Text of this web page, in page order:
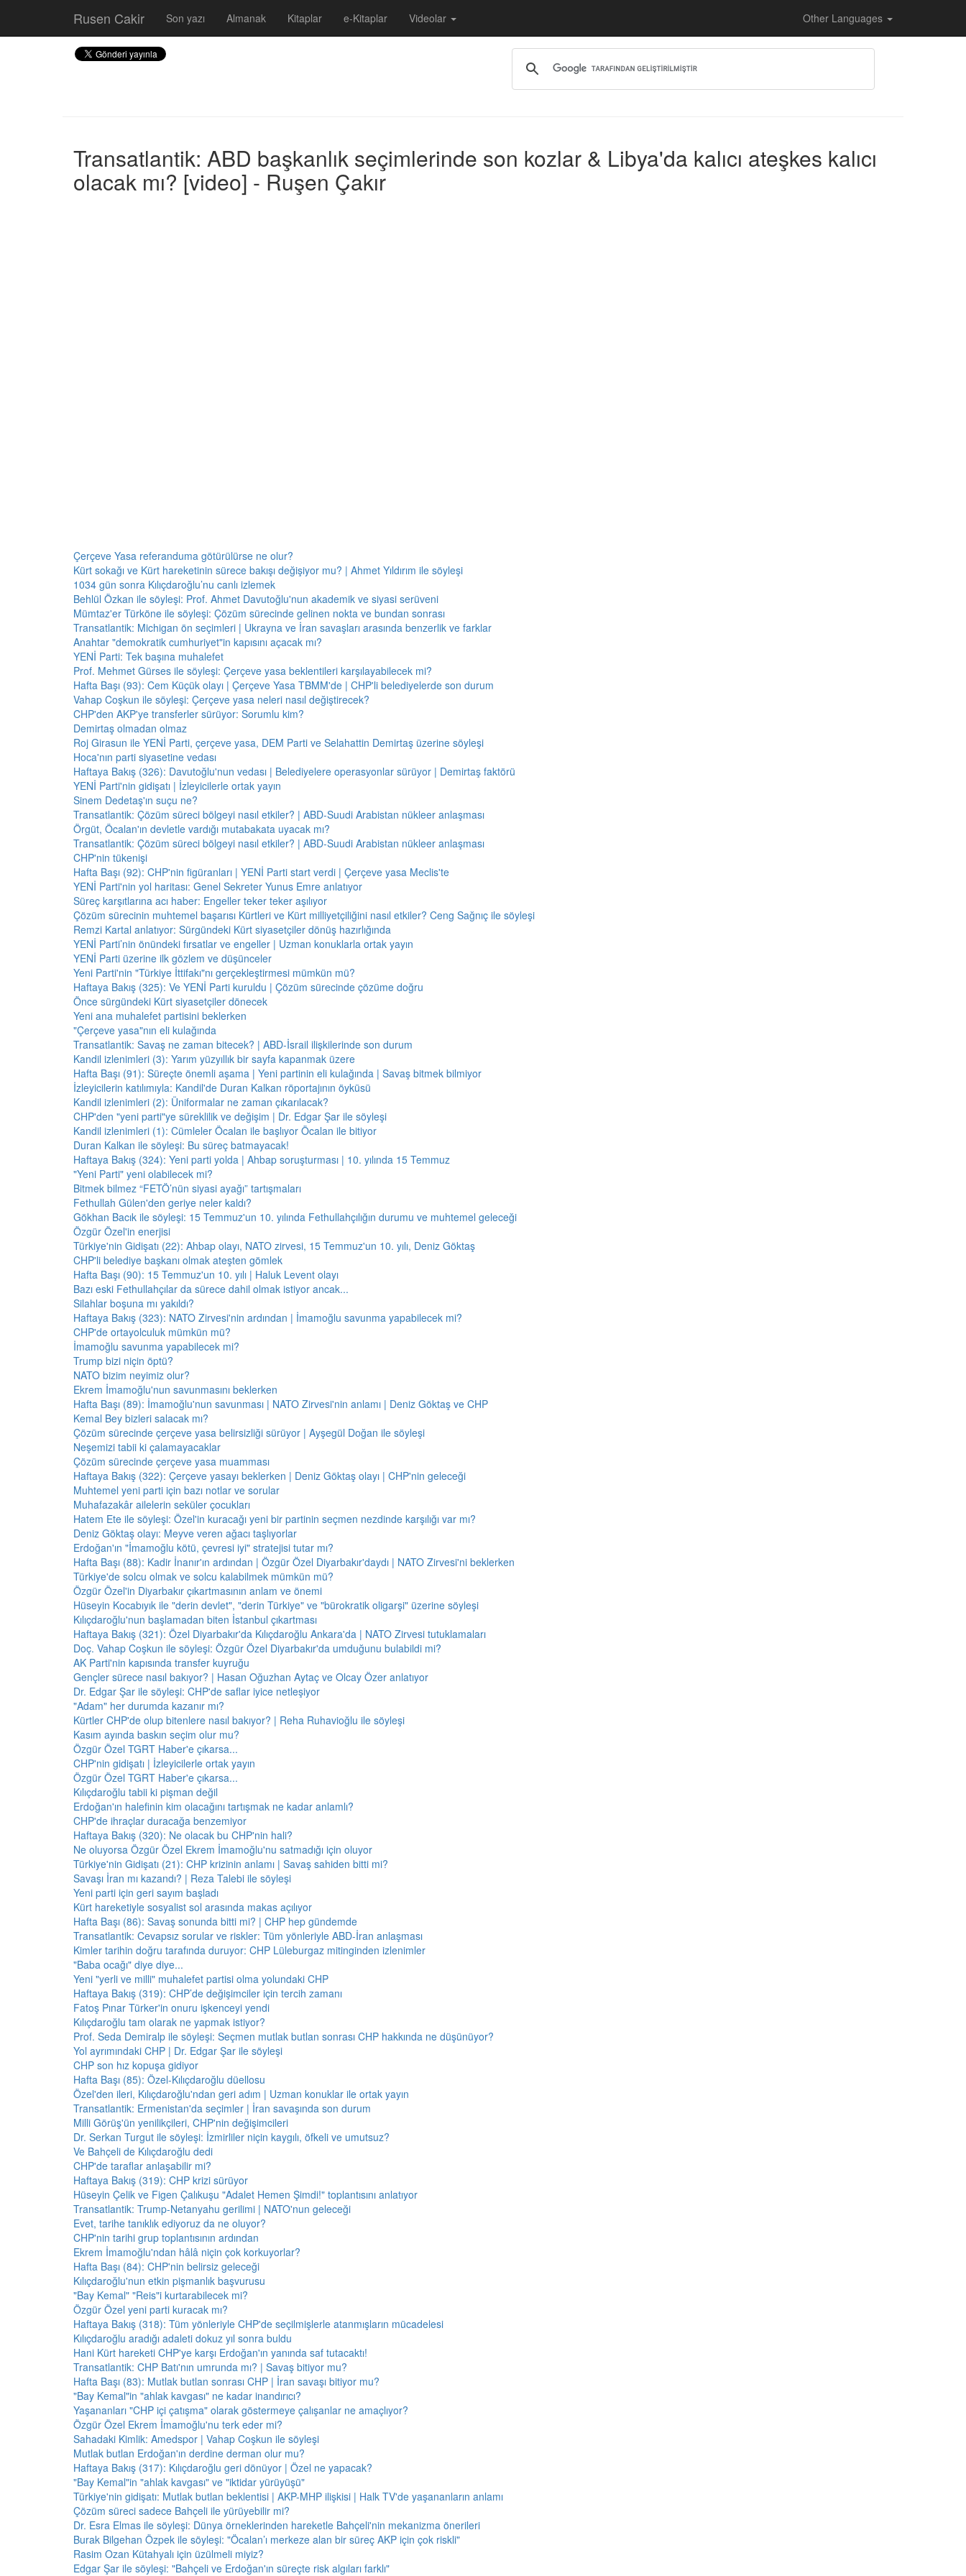
Rusen Cakir Son yazı Almanak Kitaplar e-Kitaplar Videolar Other Languages
Transatlantik: ABD başkanlık seçimlerinde son kozlar & Libya'da kalıcı ateşkes kalıcı
olacak mı? [video] - Ruşen Çakır
Çerçeve Yasa referanduma götürülürse ne olur?
Kürt sokağı ve Kürt hareketinin sürece bakışı değişiyor mu? | Ahmet Yıldırım ile söyleşi
1034 gün sonra Kılıçdaroğlu’nu canlı izlemek
Behlül Özkan ile söyleşi: Prof. Ahmet Davutoğlu'nun akademik ve siyasi serüveni
Mümtaz'er Türköne ile söyleşi: Çözüm sürecinde gelinen nokta ve bundan sonrası
Transatlantik: Michigan ön seçimleri | Ukrayna ve İran savaşları arasında benzerlik ve farklar
Anahtar "demokratik cumhuriyet"in kapısını açacak mı?
YENİ Parti: Tek başına muhalefet
Prof. Mehmet Gürses ile söyleşi: Çerçeve yasa beklentileri karşılayabilecek mi?
Hafta Başı (93): Cem Küçük olayı | Çerçeve Yasa TBMM'de | CHP'li belediyelerde son durum
Vahap Coşkun ile söyleşi: Çerçeve yasa neleri nasıl değiştirecek?
CHP'den AKP'ye transferler sürüyor: Sorumlu kim?
Demirtaş olmadan olmaz
Roj Girasun ile YENİ Parti, çerçeve yasa, DEM Parti ve Selahattin Demirtaş üzerine söyleşi
Hoca'nın parti siyasetine vedası
Haftaya Bakış (326): Davutoğlu'nun vedası | Belediyelere operasyonlar sürüyor | Demirtaş faktörü
YENİ Parti'nin gidişatı | İzleyicilerle ortak yayın
Sinem Dedetaş'ın suçu ne?
Transatlantik: Çözüm süreci bölgeyi nasıl etkiler? | ABD-Suudi Arabistan nükleer anlaşması
Örgüt, Öcalan'ın devletle vardığı mutabakata uyacak mı?
Transatlantik: Çözüm süreci bölgeyi nasıl etkiler? | ABD-Suudi Arabistan nükleer anlaşması
CHP'nin tükenişi
Hafta Başı (92): CHP'nin figüranları | YENİ Parti start verdi | Çerçeve yasa Meclis'te
YENİ Parti'nin yol haritası: Genel Sekreter Yunus Emre anlatıyor
Süreç karşıtlarına acı haber: Engeller teker teker aşılıyor
Çözüm sürecinin muhtemel başarısı Kürtleri ve Kürt milliyetçiliğini nasıl etkiler? Ceng Sağnıç ile söyleşi
Remzi Kartal anlatıyor: Sürgündeki Kürt siyasetçiler dönüş hazırlığında
YENİ Parti’nin önündeki fırsatlar ve engeller | Uzman konuklarla ortak yayın
YENİ Parti üzerine ilk gözlem ve düşünceler
Yeni Parti'nin "Türkiye İttifakı"nı gerçekleştirmesi mümkün mü?
Haftaya Bakış (325): Ve YENİ Parti kuruldu | Çözüm sürecinde çözüme doğru
Önce sürgündeki Kürt siyasetçiler dönecek
Yeni ana muhalefet partisini beklerken
"Çerçeve yasa"nın eli kulağında
Transatlantik: Savaş ne zaman bitecek? | ABD-İsrail ilişkilerinde son durum
Kandil izlenimleri (3): Yarım yüzyıllık bir sayfa kapanmak üzere
Hafta Başı (91): Süreçte önemli aşama | Yeni partinin eli kulağında | Savaş bitmek bilmiyor
İzleyicilerin katılımıyla: Kandil'de Duran Kalkan röportajının öyküsü
Kandil izlenimleri (2): Üniformalar ne zaman çıkarılacak?
CHP'den "yeni parti"ye süreklilik ve değişim | Dr. Edgar Şar ile söyleşi
Kandil izlenimleri (1): Cümleler Öcalan ile başlıyor Öcalan ile bitiyor
Duran Kalkan ile söyleşi: Bu süreç batmayacak!
Haftaya Bakış (324): Yeni parti yolda | Ahbap soruşturması | 10. yılında 15 Temmuz
"Yeni Parti" yeni olabilecek mi?
Bitmek bilmez “FETÖ’nün siyasi ayağı” tartışmaları
Fethullah Gülen'den geriye neler kaldı?
Gökhan Bacık ile söyleşi: 15 Temmuz'un 10. yılında Fethullahçılığın durumu ve muhtemel geleceği
Özgür Özel'in enerjisi
Türkiye'nin Gidişatı (22): Ahbap olayı, NATO zirvesi, 15 Temmuz'un 10. yılı, Deniz Göktaş
CHP'li belediye başkanı olmak ateşten gömlek
Hafta Başı (90): 15 Temmuz'un 10. yılı | Haluk Levent olayı
Bazı eski Fethullahçılar da sürece dahil olmak istiyor ancak...
Silahlar boşuna mı yakıldı?
Haftaya Bakış (323): NATO Zirvesi'nin ardından | İmamoğlu savunma yapabilecek mi?
CHP'de ortayolculuk mümkün mü?
İmamoğlu savunma yapabilecek mi?
Trump bizi niçin öptü?
NATO bizim neyimiz olur?
Ekrem İmamoğlu'nun savunmasını beklerken
Hafta Başı (89): İmamoğlu'nun savunması | NATO Zirvesi'nin anlamı | Deniz Göktaş ve CHP
Kemal Bey bizleri salacak mı?
Çözüm sürecinde çerçeve yasa belirsizliği sürüyor | Ayşegül Doğan ile söyleşi
Neşemizi tabii ki çalamayacaklar
Çözüm sürecinde çerçeve yasa muamması
Haftaya Bakış (322): Çerçeve yasayı beklerken | Deniz Göktaş olayı | CHP'nin geleceği
Muhtemel yeni parti için bazı notlar ve sorular
Muhafazakâr ailelerin seküler çocukları
Hatem Ete ile söyleşi: Özel'in kuracağı yeni bir partinin seçmen nezdinde karşılığı var mı?
Deniz Göktaş olayı: Meyve veren ağacı taşlıyorlar
Erdoğan'ın "İmamoğlu kötü, çevresi iyi" stratejisi tutar mı?
Hafta Başı (88): Kadir İnanır'ın ardından | Özgür Özel Diyarbakır'daydı | NATO Zirvesi'ni beklerken
Türkiye'de solcu olmak ve solcu kalabilmek mümkün mü?
Özgür Özel'in Diyarbakır çıkartmasının anlam ve önemi
Hüseyin Kocabıyık ile "derin devlet", "derin Türkiye" ve "bürokratik oligarşi" üzerine söyleşi
Kılıçdaroğlu'nun başlamadan biten İstanbul çıkartması
Haftaya Bakış (321): Özel Diyarbakır'da Kılıçdaroğlu Ankara'da | NATO Zirvesi tutuklamaları
Doç. Vahap Coşkun ile söyleşi: Özgür Özel Diyarbakır'da umduğunu bulabildi mi?
AK Parti'nin kapısında transfer kuyruğu
Gençler sürece nasıl bakıyor? | Hasan Oğuzhan Aytaç ve Olcay Özer anlatıyor
Dr. Edgar Şar ile söyleşi: CHP'de saflar iyice netleşiyor
"Adam" her durumda kazanır mı?
Kürtler CHP'de olup bitenlere nasıl bakıyor? | Reha Ruhavioğlu ile söyleşi
Kasım ayında baskın seçim olur mu?
Özgür Özel TGRT Haber'e çıkarsa...
CHP'nin gidişatı | İzleyicilerle ortak yayın
Özgür Özel TGRT Haber'e çıkarsa...
Kılıçdaroğlu tabii ki pişman değil
Erdoğan'ın halefinin kim olacağını tartışmak ne kadar anlamlı?
CHP'de ihraçlar duracağa benzemiyor
Haftaya Bakış (320): Ne olacak bu CHP'nin hali?
Ne oluyorsa Özgür Özel Ekrem İmamoğlu'nu satmadığı için oluyor
Türkiye'nin Gidişatı (21): CHP krizinin anlamı | Savaş sahiden bitti mi?
Savaşı İran mı kazandı? | Reza Talebi ile söyleşi
Yeni parti için geri sayım başladı
Kürt hareketiyle sosyalist sol arasında makas açılıyor
Hafta Başı (86): Savaş sonunda bitti mi? | CHP hep gündemde
Transatlantik: Cevapsız sorular ve riskler: Tüm yönleriyle ABD-İran anlaşması
Kimler tarihin doğru tarafında duruyor: CHP Lüleburgaz mitinginden izlenimler
"Baba ocağı" diye diye...
Yeni "yerli ve milli" muhalefet partisi olma yolundaki CHP
Haftaya Bakış (319): CHP’de değişimciler için tercih zamanı
Fatoş Pınar Türker'in onuru işkenceyi yendi
Kılıçdaroğlu tam olarak ne yapmak istiyor?
Prof. Seda Demiralp ile söyleşi: Seçmen mutlak butlan sonrası CHP hakkında ne düşünüyor?
Yol ayrımındaki CHP | Dr. Edgar Şar ile söyleşi
CHP son hız kopuşa gidiyor
Hafta Başı (85): Özel-Kılıçdaroğlu düellosu
Özel'den ileri, Kılıçdaroğlu'ndan geri adım | Uzman konuklar ile ortak yayın
Transatlantik: Ermenistan'da seçimler | İran savaşında son durum
Milli Görüş'ün yenilikçileri, CHP'nin değişimcileri
Dr. Serkan Turgut ile söyleşi: İzmirliler niçin kaygılı, öfkeli ve umutsuz?
Ve Bahçeli de Kılıçdaroğlu dedi
CHP'de taraflar anlaşabilir mi?
Haftaya Bakış (319): CHP krizi sürüyor
Hüseyin Çelik ve Figen Çalıkuşu "Adalet Hemen Şimdi!" toplantısını anlatıyor
Transatlantik: Trump-Netanyahu gerilimi | NATO'nun geleceği
Evet, tarihe tanıklık ediyoruz da ne oluyor?
CHP'nin tarihi grup toplantısının ardından
Ekrem İmamoğlu'ndan hâlâ niçin çok korkuyorlar?
Hafta Başı (84): CHP'nin belirsiz geleceği
Kılıçdaroğlu'nun etkin pişmanlık başvurusu
"Bay Kemal" "Reis"i kurtarabilecek mi?
Özgür Özel yeni parti kuracak mı?
Haftaya Bakış (318): Tüm yönleriyle CHP'de seçilmişlerle atanmışların mücadelesi
Kılıçdaroğlu aradığı adaleti dokuz yıl sonra buldu
Hani Kürt hareketi CHP'ye karşı Erdoğan'ın yanında saf tutacaktı!
Transatlantik: CHP Batı'nın umrunda mı? | Savaş bitiyor mu?
Hafta Başı (83): Mutlak butlan sonrası CHP | İran savaşı bitiyor mu?
"Bay Kemal"in "ahlak kavgası" ne kadar inandırıcı?
Yaşananları "CHP içi çatışma" olarak göstermeye çalışanlar ne amaçlıyor?
Özgür Özel Ekrem İmamoğlu'nu terk eder mi?
Sahadaki Kimlik: Amedspor | Vahap Coşkun ile söyleşi
Mutlak butlan Erdoğan'ın derdine derman olur mu?
Haftaya Bakış (317): Kılıçdaroğlu geri dönüyor | Özel ne yapacak?
"Bay Kemal"in "ahlak kavgası" ve "iktidar yürüyüşü"
Türkiye'nin gidişatı: Mutlak butlan beklentisi | AKP-MHP ilişkisi | Halk TV'de yaşananların anlamı
Çözüm süreci sadece Bahçeli ile yürüyebilir mi?
Dr. Esra Elmas ile söyleşi: Dünya örneklerinden hareketle Bahçeli'nin mekanizma önerileri
Burak Bilgehan Özpek ile söyleşi: "Öcalan’ı merkeze alan bir süreç AKP için çok riskli"
Rasim Ozan Kütahyalı için üzülmeli miyiz?
Edgar Şar ile söyleşi: "Bahçeli ve Erdoğan'ın süreçte risk algıları farklı"